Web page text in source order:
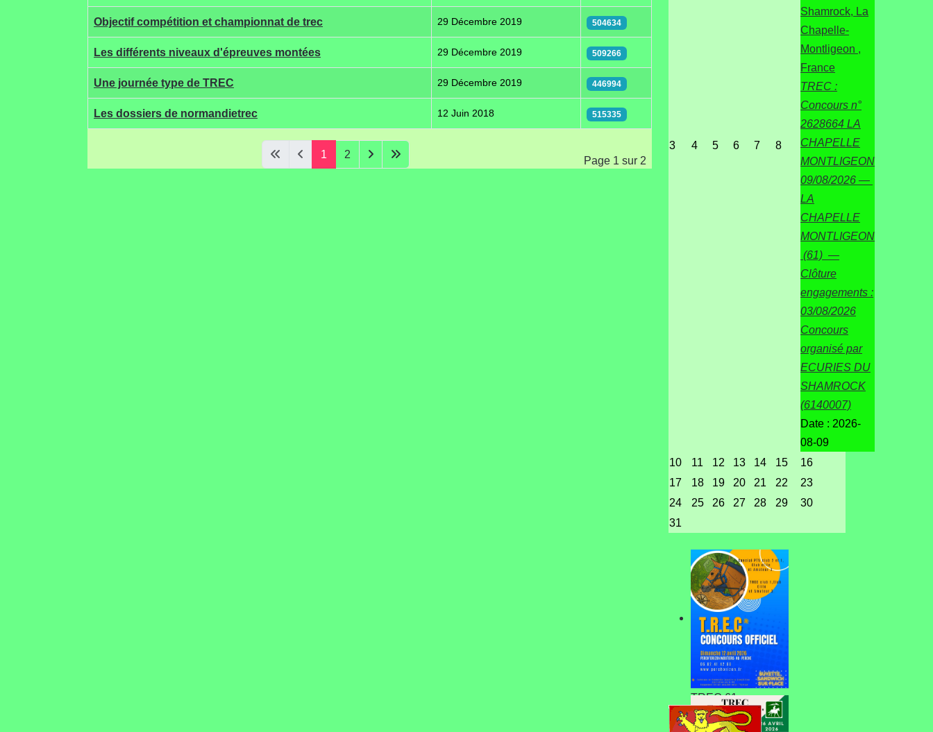
Objectif compétition et championnat de trec 29 Décembre 2019 504634
Les différents niveaux d'épreuves montées 29 Décembre 2019 509266
Une journée type de TREC 29 Décembre 2019 446994
Les dossiers de normandietrec 12 Juin 2018 515335
Page 1 sur 2
1 2
3 4 5 6 7 8
Shamrock, La
Chapelle-
Montligeon ,
France
TREC :
Concours n°
2628664 LA
CHAPELLE
MONTLIGEON
09/08/2026 —
LA
CHAPELLE
MONTLIGEON
(61) —
Clôture
engagements :
03/08/2026
Concours
organisé par
ECURIES DU
SHAMROCK
(6140007)
Date : 2026-
08-09
10
11 12 13 14 15
16
17
18 19 20 21 22
23
24
25 26 27 28 29
30
31
TREC 61